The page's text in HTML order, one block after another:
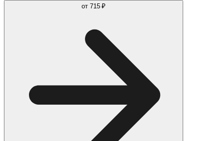
от 715 ₽